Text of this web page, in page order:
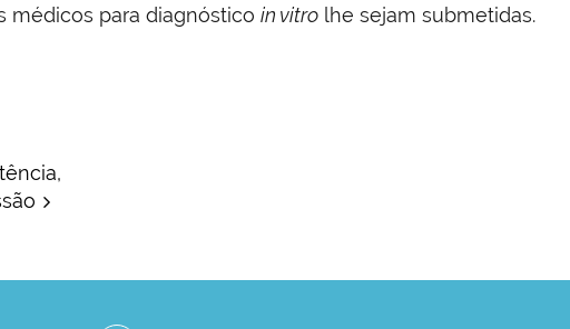
médicos para diagnóstico in vitro lhe sejam submetidas.